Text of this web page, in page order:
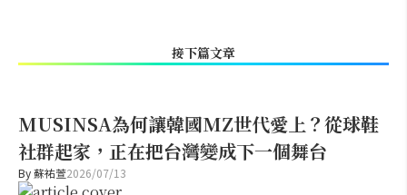
接下篇文章
MUSINSA為何讓韓國MZ世代愛上？從球鞋
社群起家，正在把台灣變成下一個舞台
By蘇祐萱2026/07/13